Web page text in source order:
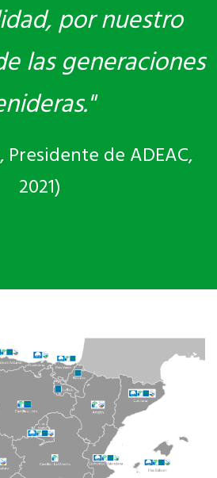
por nuestro
las generaciones
Presidente de ADEAC,
2021)